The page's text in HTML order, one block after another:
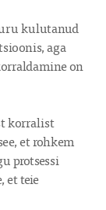
kulutanud
aga
on
korralist
et rohkem
protsessi
et teie